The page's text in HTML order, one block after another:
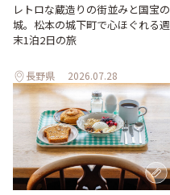
レトロな蔵造りの街並みと国宝の
城。松本の城下町で心ほぐれる週
末1泊2日の旅
長野県 2026.07.28